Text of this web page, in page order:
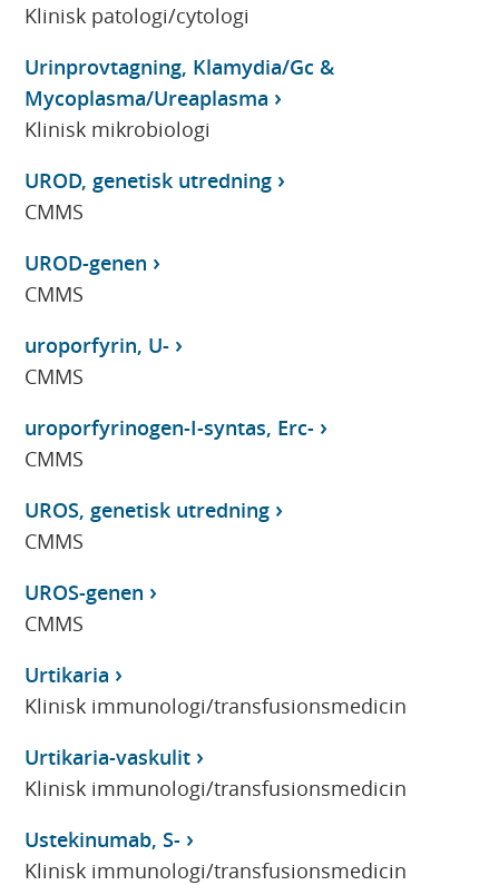
Klinisk patologi/cytologi
Urinprovtagning, Klamydia/Gc &
Mycoplasma/Ureaplasma
Klinisk mikrobiologi
UROD, genetisk utredning
CMMS
UROD-genen
CMMS
uroporfyrin, U-
CMMS
uroporfyrinogen-I-syntas, Erc-
CMMS
UROS, genetisk utredning
CMMS
UROS-genen
CMMS
Urtikaria
Klinisk immunologi/transfusionsmedicin
Urtikaria-vaskulit
Klinisk immunologi/transfusionsmedicin
Ustekinumab, S-
Klinisk immunologi/transfusionsmedicin